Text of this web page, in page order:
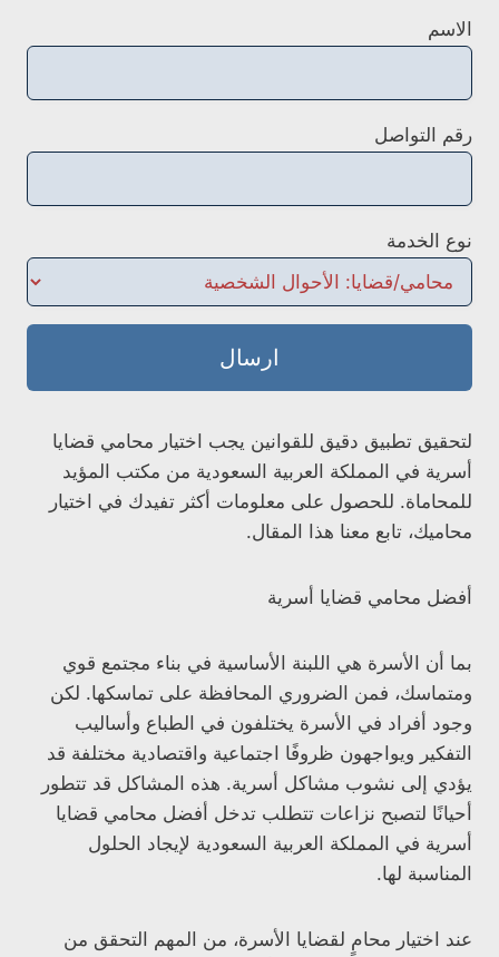
الاسم
رقم التواصل
نوع الخدمة
ارسال
لتحقيق تطبيق دقيق للقوانين يجب اختيار محامي قضايا
أسرية في المملكة العربية السعودية من مكتب المؤيد
للمحاماة. للحصول على معلومات أكثر تفيدك في اختيار
محاميك، تابع معنا هذا المقال.
أفضل محامي قضايا أسرية
بما أن الأسرة هي اللبنة الأساسية في بناء مجتمع قوي
ومتماسك، فمن الضروري المحافظة على تماسكها. لكن
وجود أفراد في الأسرة يختلفون في الطباع وأساليب
التفكير ويواجهون ظروفًا اجتماعية واقتصادية مختلفة قد
يؤدي إلى نشوب مشاكل أسرية. هذه المشاكل قد تتطور
أحيانًا لتصبح نزاعات تتطلب تدخل أفضل محامي قضايا
أسرية في المملكة العربية السعودية لإيجاد الحلول
المناسبة لها.
عند اختيار محامٍ لقضايا الأسرة، من المهم التحقق من